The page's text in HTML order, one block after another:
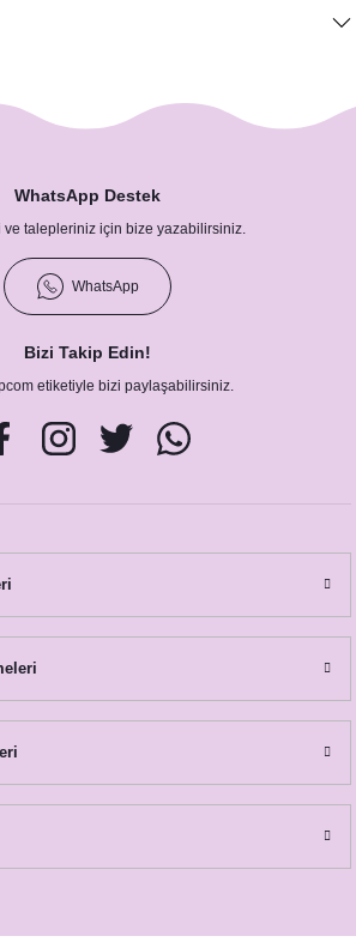
WhatsApp Destek
ve talepleriniz için bize yazabilirsiniz.
WhatsApp
Bizi Takip Edin!
etiketiyle bizi paylaşabilirsiniz.